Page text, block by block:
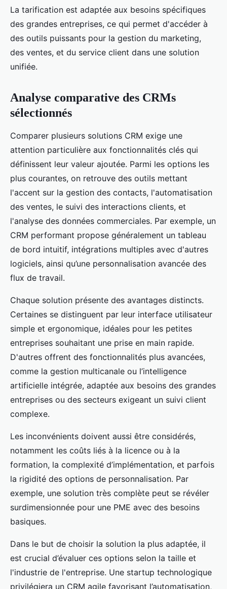
La tarification est adaptée aux besoins spécifiques
des grandes entreprises, ce qui permet d'accéder à
des outils puissants pour la gestion du marketing,
des ventes, et du service client dans une solution
unifiée.
Analyse comparative des CRMs
sélectionnés
Comparer plusieurs solutions CRM exige une
attention particulière aux fonctionnalités clés qui
définissent leur valeur ajoutée. Parmi les options les
plus courantes, on retrouve des outils mettant
l'accent sur la gestion des contacts, l'automatisation
des ventes, le suivi des interactions clients, et
l'analyse des données commerciales. Par exemple, un
CRM performant propose généralement un tableau
de bord intuitif, intégrations multiples avec d'autres
logiciels, ainsi qu’une personnalisation avancée des
flux de travail.
Chaque solution présente des avantages distincts.
Certaines se distinguent par leur interface utilisateur
simple et ergonomique, idéales pour les petites
entreprises souhaitant une prise en main rapide.
D'autres offrent des fonctionnalités plus avancées,
comme la gestion multicanale ou l’intelligence
artificielle intégrée, adaptée aux besoins des grandes
entreprises ou des secteurs exigeant un suivi client
complexe.
Les inconvénients doivent aussi être considérés,
notamment les coûts liés à la licence ou à la
formation, la complexité d’implémentation, et parfois
la rigidité des options de personnalisation. Par
exemple, une solution très complète peut se révéler
surdimensionnée pour une PME avec des besoins
basiques.
Dans le but de choisir la solution la plus adaptée, il
est crucial d’évaluer ces options selon la taille et
l'industrie de l'entreprise. Une startup technologique
privilégiera un CRM agile favorisant l’automatisation,